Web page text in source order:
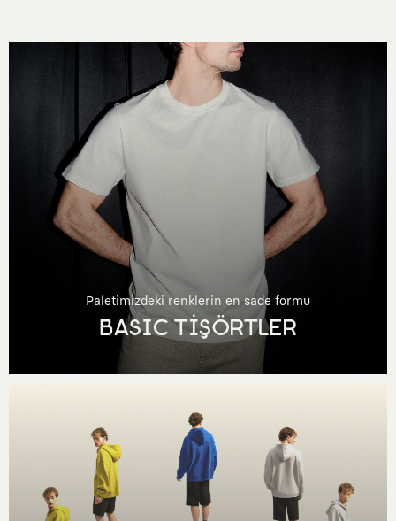
Paletimizdeki renklerin en sade formu
BASIC TİŞÖRTLER